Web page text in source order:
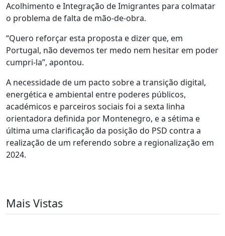
Acolhimento e Integração de Imigrantes para colmatar
o problema de falta de mão-de-obra.
“Quero reforçar esta proposta e dizer que, em
Portugal, não devemos ter medo nem hesitar em poder
cumpri-la”, apontou.
A necessidade de um pacto sobre a transição digital,
energética e ambiental entre poderes públicos,
académicos e parceiros sociais foi a sexta linha
orientadora definida por Montenegro, e a sétima e
última uma clarificação da posição do PSD contra a
realização de um referendo sobre a regionalização em
2024.
Mais Vistas